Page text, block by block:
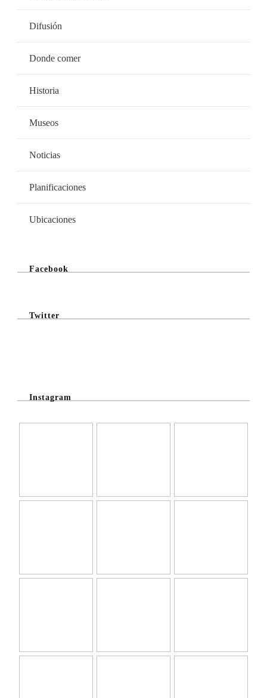
Difusión
Donde comer
Historia
Museos
Noticias
Planificaciones
Ubicaciones
Facebook
Twitter
Instagram